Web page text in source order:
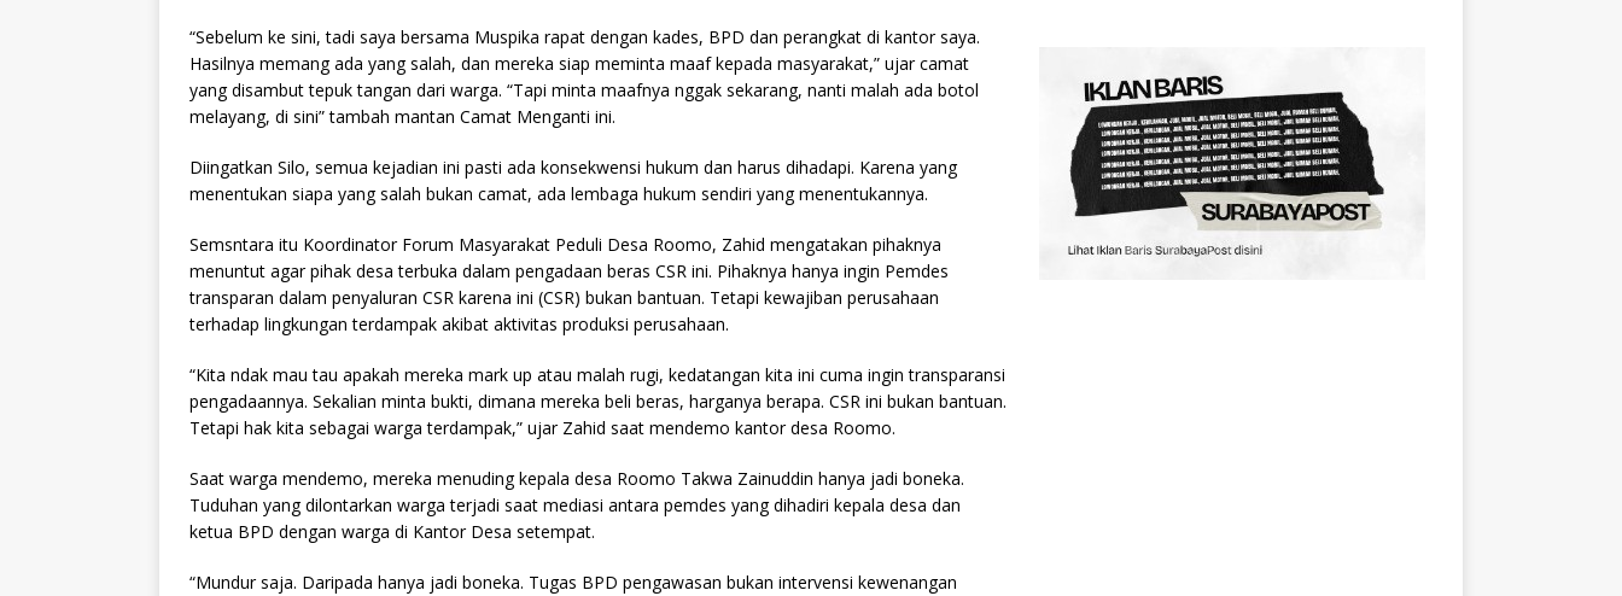
“Sebelum ke sini, tadi saya bersama Muspika rapat dengan kades, BPD dan perangkat di kantor saya.
Hasilnya memang ada yang salah, dan mereka siap meminta maaf kepada masyarakat,” ujar camat
yang disambut tepuk tangan dari warga. “Tapi minta maafnya nggak sekarang, nanti malah ada botol
melayang, di sini” tambah mantan Camat Menganti ini.
Diingatkan Silo, semua kejadian ini pasti ada konsekwensi hukum dan harus dihadapi. Karena yang
menentukan siapa yang salah bukan camat, ada lembaga hukum sendiri yang menentukannya.
Semsntara itu Koordinator Forum Masyarakat Peduli Desa Roomo, Zahid mengatakan pihaknya
menuntut agar pihak desa terbuka dalam pengadaan beras CSR ini. Pihaknya hanya ingin Pemdes
transparan dalam penyaluran CSR karena ini (CSR) bukan bantuan. Tetapi kewajiban perusahaan
terhadap lingkungan terdampak akibat aktivitas produksi perusahaan.
“Kita ndak mau tau apakah mereka mark up atau malah rugi, kedatangan kita ini cuma ingin transparansi
pengadaannya. Sekalian minta bukti, dimana mereka beli beras, harganya berapa. CSR ini bukan bantuan.
Tetapi hak kita sebagai warga terdampak,” ujar Zahid saat mendemo kantor desa Roomo.
Saat warga mendemo, mereka menuding kepala desa Roomo Takwa Zainuddin hanya jadi boneka.
Tuduhan yang dilontarkan warga terjadi saat mediasi antara pemdes yang dihadiri kepala desa dan
ketua BPD dengan warga di Kantor Desa setempat.
“Mundur saja. Daripada hanya jadi boneka. Tugas BPD pengawasan bukan intervensi kewenangan